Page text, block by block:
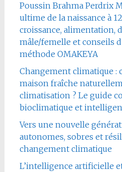
Poussin Brahma Perdrix
ultime de la naissance à
croissance, alimentation,
mâle/femelle et conseils
méthode OMAKEYA
Changement climatique :
maison fraîche
climatisation ? Le guide
bioclimatique et
Vers une nouvelle
autonomes, sobres et
changement climatique
L’intelligence artificielle